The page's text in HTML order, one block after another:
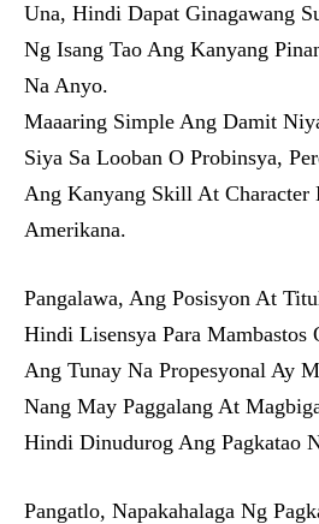
Una, Hindi Dapat Ginagawang
Ng Isang Tao Ang Kanyang
Na Anyo.
Maaaring Simple Ang Damit
Siya Sa Looban O Probinsya,
Ang Kanyang Skill At Character
Amerikana.
Pangalawa, Ang Posisyon At
Hindi Lisensya Para Mambastos
Ang Tunay Na Propesyonal Ay
Nang May Paggalang At
Hindi Dinudurog Ang Pagkatao
Pangatlo, Napakahalaga Ng